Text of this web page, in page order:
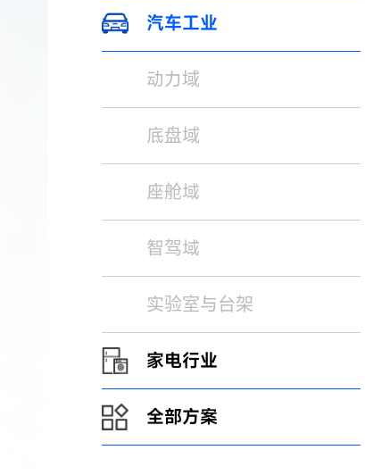
汽车工业
动力域
底盘域
座舱域
智驾域
实验室与台架
家电行业
全部方案